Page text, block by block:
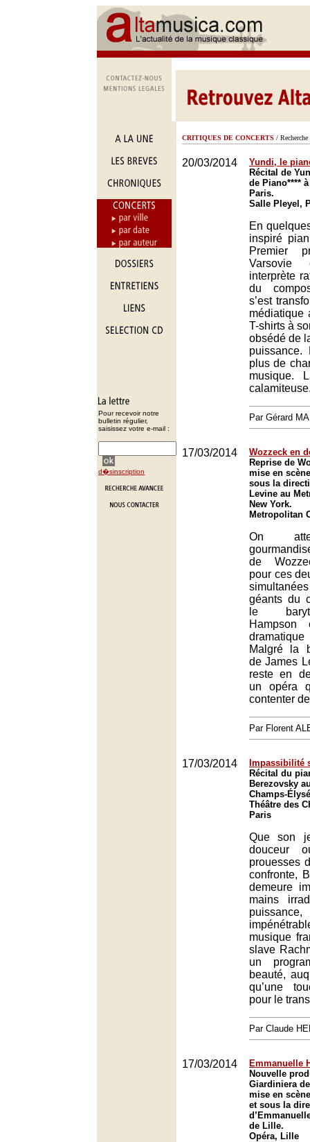
Pour recevoir notre
bulletin régulier,
saisissez votre e-mail :
d�sinscription
CRITIQUES DE CONCERTS / Recherche
20/03/2014
Yundi, le
Récital de
de Piano****
Paris.
Salle Pleyel,
En
inspiré
Premier
interprète
du
s’est
médiatique
T-shirts à
obsédé de
plus de
musique.
Par Gérard
17/03/2014
Wozzeck en
Reprise de
mise en
sous la
Levine au
New York.
Metropolitan
On
de
pour ces
géants du
le
Malgré la
de James
reste en
un opéra
contenter
Par Florent
17/03/2014
Impassibilité
Récital du
Berezovsky
Champs-
Théâtre des
Paris
Que son
douceur
prouesses
confronte,
demeure
mains
musique
slave
un
beauté,
qu’une
pour le
Par Claude
17/03/2014
Emmanuelle
Nouvelle
Giardiniera
mise en
et sous la
de Lille.
Opéra, Lille